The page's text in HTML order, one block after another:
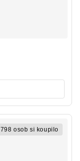
798 osob si koupilo